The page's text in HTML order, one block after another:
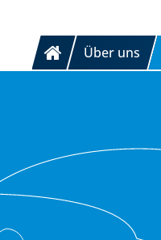
Über uns